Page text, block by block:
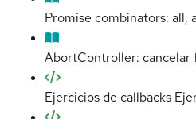
Promise combinators: all,
AbortController: cancelar
Ejercicios de callbacks